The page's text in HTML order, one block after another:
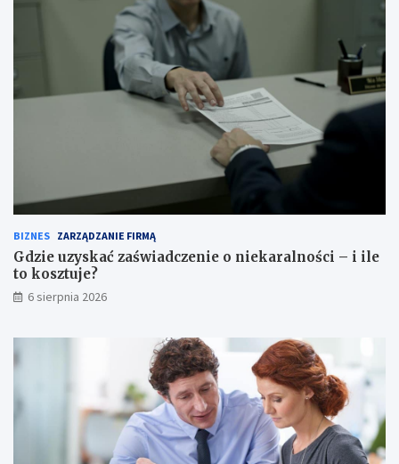
BIZNES ZARZĄDZANIE FIRMĄ
Gdzie uzyskać zaświadczenie o niekaralności – i ile
to kosztuje?
6 sierpnia 2026